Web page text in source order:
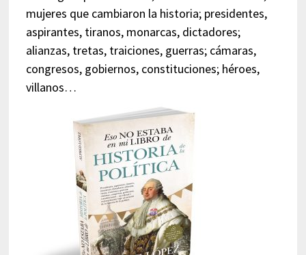
mujeres que cambiaron la historia; presidentes,
aspirantes, tiranos, monarcas, dictadores;
alianzas, tretas, traiciones, guerras; cámaras,
congresos, gobiernos, constituciones; héroes,
villanos…